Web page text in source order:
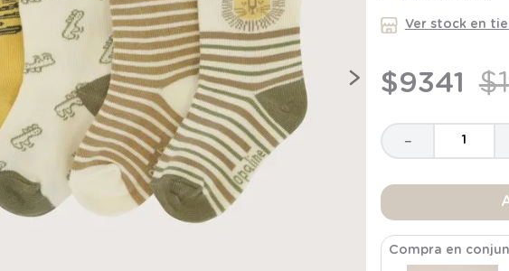
Ver stock en
$9341 $
－
Compra en
10. zapatillas niño